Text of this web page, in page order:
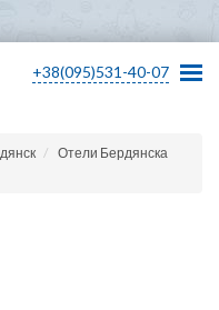
+38(095)531-40-07
Отели Бердянска